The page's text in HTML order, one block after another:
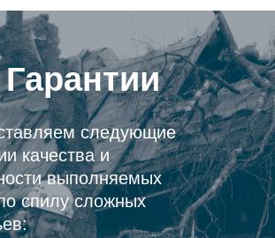
Гарантии
следующие
качества и
выполняемых
спилу сложных